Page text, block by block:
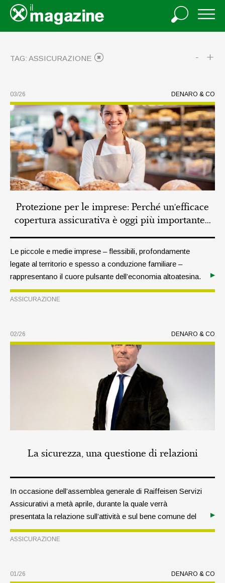
- +
TAG: ASSICURAZIONE
DENARO & CO
03/26
Protezione per le imprese: Perché un’efficace
copertura assicurativa è oggi più importante...
Le piccole e medie imprese – flessibili, profondamente
legate al territorio e spesso a conduzione familiare –
rappresentano il cuore pulsante dell’economia altoatesina.
Oggi si trovano ad affrontare rischi sempre più numerosi
e complessi: non solo incendi, furti o responsabilità civile,
attività resta una priorità costante.
ASSICURAZIONE
DENARO & CO
02/26
La sicurezza, una questione di relazioni
In occasione dell’assemblea generale di Raiffeisen Servizi
Assicurativi a metà aprile, durante la quale verrà
presentata la relazione sull’attività e sul bene comune del
2025, il direttore Arno Perathoner ripercorrerà lo scorso
esercizio, facendo il punto su responsabilità e prospettive
ASSICURAZIONE
DENARO & CO
01/26